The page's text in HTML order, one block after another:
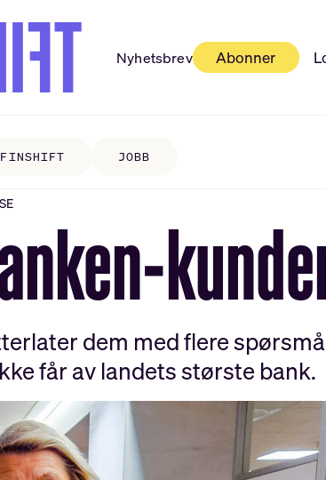
Nyhetsbrev Abonner
FINSHIFT JOBB
dem med flere
får av landets største bank.